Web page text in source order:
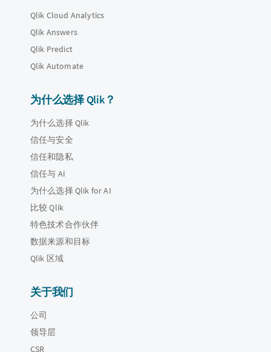
Qlik Cloud Analytics
Qlik Answers
Qlik Predict
Qlik Automate
为什么选择 Qlik？
为什么选择 Qlik
信任与安全
信任和隐私
信任与 AI
为什么选择 Qlik for AI
比较 Qlik
特色技术合作伙伴
数据来源和目标
Qlik 区域
关于我们
公司
领导层
CSR